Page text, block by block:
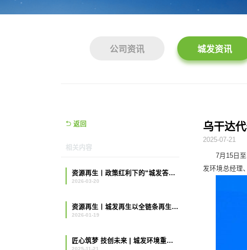
公司资讯 城发资讯
返回
相关内容
资源再生丨政策红利下的“城发答卷”：把行业痛点变成发展支点
2026-03-20
资源再生丨城发再生以全链条再生实践响应2026“两新”号召
2026-01-19
匠心筑梦 技创未来 | 城发环境重型环卫洗扫车技能比武大赛圆满举行
2025-11-21
乌干达
2025-07-21
7月15日
发环境总经理